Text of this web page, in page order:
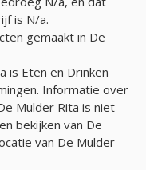
is N/a.
gemaakt in De
is Eten en Drinken
Informatie over
Mulder Rita is niet
bekijken van De
van De Mulder